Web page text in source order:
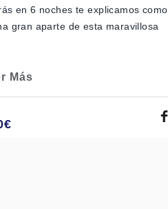
en 6 noches te explicamos como
gran aparte de esta maravillosa
Más
€